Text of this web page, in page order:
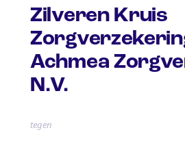
Zilveren Kruis
Achmea
N.V.
tegen